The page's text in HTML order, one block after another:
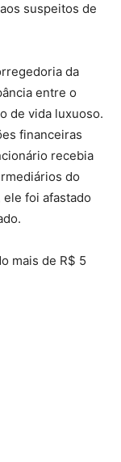
suspeitos de
da
entre o
de vida luxuoso.
financeiras
recebia
do
foi afastado
mais de R$ 5